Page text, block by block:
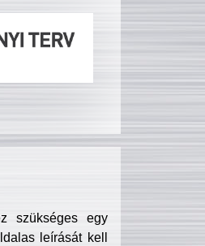
szükséges egy
leírását kell